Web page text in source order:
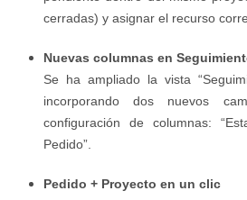
cerradas) y asignar el recurso
Nuevas columnas en
Se ha ampliado la vista
incorporando dos nuevos
configuración de columnas:
Pedido”.
Pedido + Proyecto en un clic